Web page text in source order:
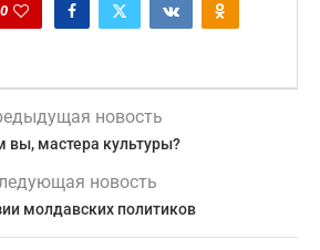
0
новость
вы, мастера культуры?
новость
молдавских политиков